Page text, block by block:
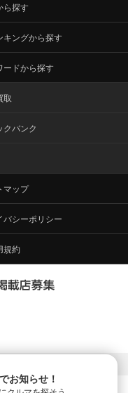
お知らせ！
ら探す
キングから探す
ードから探す
取
クバンク
マップ
バシーポリシー
規約
LTD.